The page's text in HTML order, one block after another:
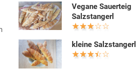
Vegane Sauerteig
Salzstangerl
kleine Salzstangerl